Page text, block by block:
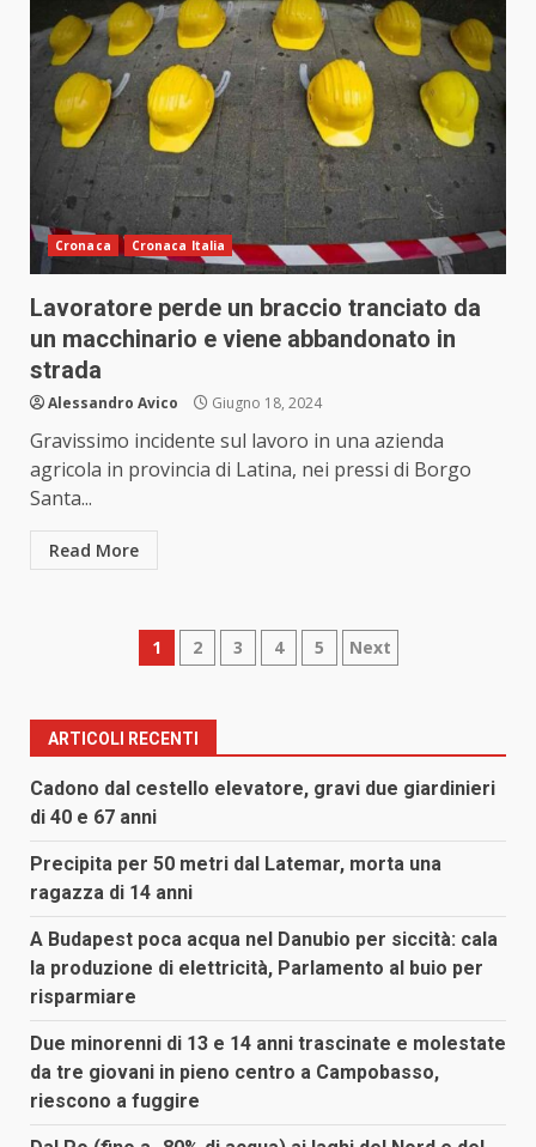
Cronaca Cronaca Italia
Lavoratore perde un braccio tranciato da
un macchinario e viene abbandonato in
strada
Alessandro Avico Giugno 18, 2024
Gravissimo incidente sul lavoro in una azienda
agricola in provincia di Latina, nei pressi di Borgo
Santa...
Read More
Paginazione
articoli
1 2 3 4 5 Next
ARTICOLI RECENTI
Cadono dal cestello elevatore, gravi due giardinieri
di 40 e 67 anni
Precipita per 50 metri dal Latemar, morta una
ragazza di 14 anni
A Budapest poca acqua nel Danubio per siccità: cala
la produzione di elettricità, Parlamento al buio per
risparmiare
Due minorenni di 13 e 14 anni trascinate e molestate
da tre giovani in pieno centro a Campobasso,
riescono a fuggire